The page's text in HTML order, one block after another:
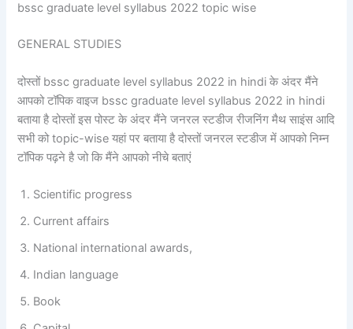
bssc graduate level syllabus 2022 topic wise
GENERAL STUDIES
दोस्तों bssc graduate level syllabus 2022 in hindi के अंदर मैंने
आपको टॉपिक वाइज bssc graduate level syllabus 2022 in hindi
बताया है दोस्तों इस पोस्ट के अंदर मैंने जनरल स्टडीज रीजनिंग मैथ साइंस आदि
सभी को topic-wise यहां पर बताया है दोस्तों जनरल स्टडीज में आपको निम्न
टॉपिक पढ़ने है जो कि मैंने आपको नीचे बताएं
Scientific progress
Current affairs
National international awards,
Indian language
Book